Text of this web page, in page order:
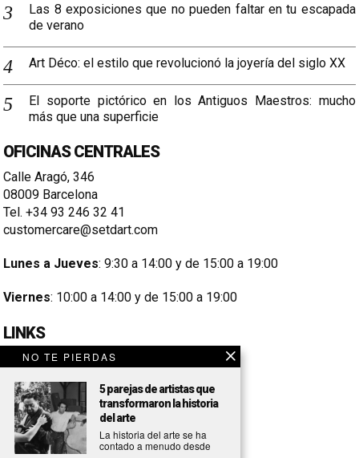
Las 8 exposiciones que no pueden faltar en tu escapada
de verano
Art Déco: el estilo que revolucionó la joyería del siglo XX
El soporte pictórico en los Antiguos Maestros: mucho
más que una superficie
OFICINAS CENTRALES
Calle Aragó, 346
08009 Barcelona
Tel. +34 93 246 32 41
customercare@setdart.com
Lunes a Jueves: 9:30 a 14:00 y de 15:00 a 19:00
Viernes: 10:00 a 14:00 y de 15:00 a 19:00
LINKS
Aviso Legal
Condiciones de Compra
Política de Cookies
Política de Privacidad
NO TE PIERDAS
5 parejas de artistas que
transformaron la historia
del arte
La historia del arte se ha
contado a menudo desde